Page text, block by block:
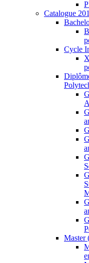
Catalogue
Cycle
Master